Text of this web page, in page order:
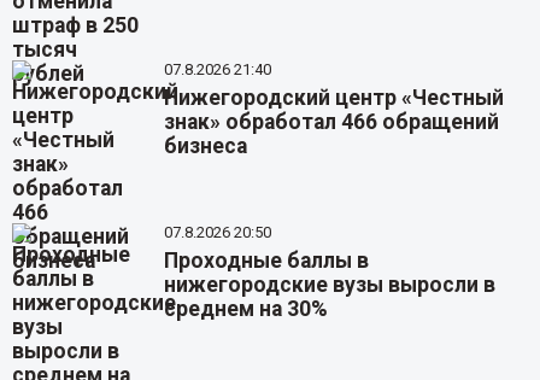
07.8.2026 21:40
Нижегородский центр «Честный
знак» обработал 466 обращений
бизнеса
07.8.2026 20:50
Проходные баллы в
нижегородские вузы выросли в
среднем на 30%